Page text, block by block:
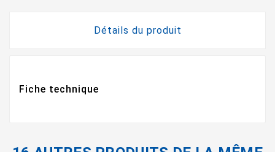
Détails du produit
Fiche technique